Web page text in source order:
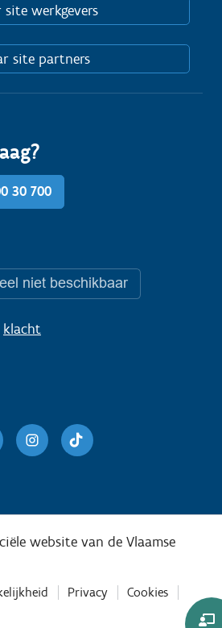
site werkgevers
site partners
30 700
niet beschikbaar
klacht
YoutubeInstagram
Privacy
Cookies